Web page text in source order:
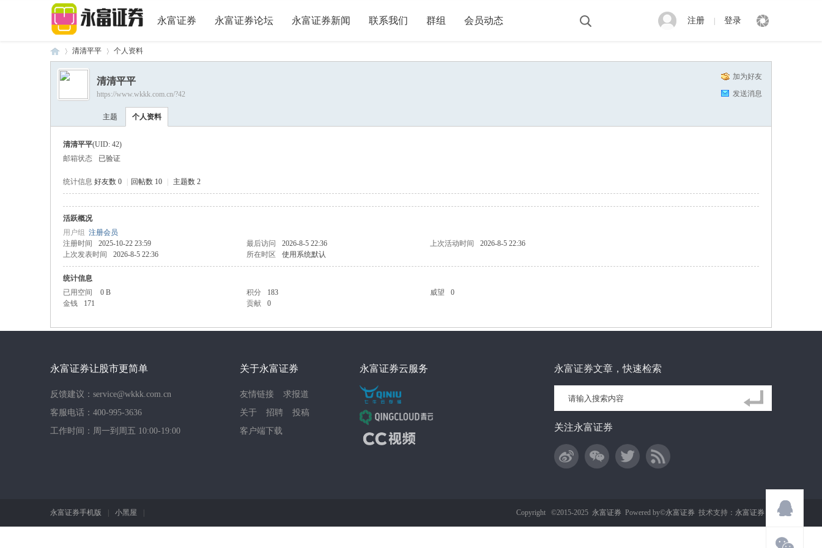
永富证券 永富证券论坛 永富证券新闻 联系我们 群组 会员动态 注册 登录
›
清清平平 个人资料
加为好友
发送消息
清清平平
https://www.wkkk.com.cn/?42
主题 个人资料
清清平平(UID: 42)
邮箱状态
已验证
统计信息 好友数 0 回帖数 10 主题数 2
活跃概况
用户组 注册会员
注册时间
2025-10-22 23:59 最后访问 2026-8-5 22:36 上次活动时间
2026-8-5 22:36
上次发表时间
2026-8-5 22:36 所在时区 使用系统默认
统计信息
已用空间
0 B 积分 183 威望
0
金钱
171 贡献 0
永富证券让股市更简单
反馈建议：service@wkkk.com.cn
客服电话：400-995-3636
工作时间：周一到周五 10:00-19:00
关于永富证券
友情链接
求报道
关于
招聘
投稿
客户端下载
永富证券云服务 永富证券文章，快速检索
关注永富证券
永富证券手机版 小黑屋 Copyright ©2015-2025 永富证券 Powered by©永富证券 技术支持： 永富证券